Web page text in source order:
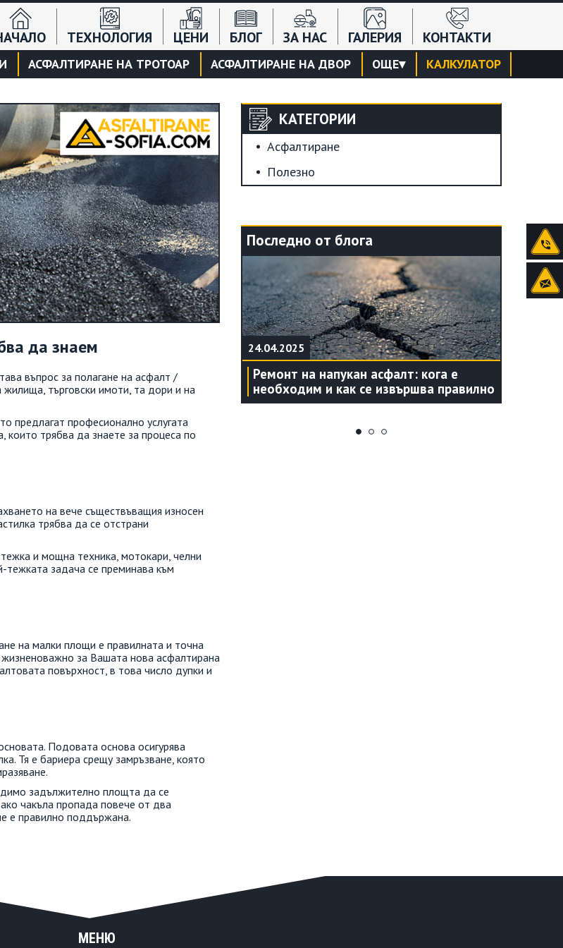
ТЕХНОЛОГИЯ ЦЕНИ БЛОГ ЗА НАС ГАЛЕРИЯ КОНТАКТИ
АСФАЛТИРАНЕ НА ТРОТОАР АСФАЛТИРАНЕ НА ДВОР ОЩЕ▾ КАЛКУЛАТОР
да знаем
въпрос за полагане на асфалт /
търговски имоти, та дори и на
предлагат професионално услугата
трябва да знаете за процеса по
на вече съществъващия износен
трябва да се отстрани
и мощна техника, мотокари, челни
тежката задача се преминава към
на малки площи е правилната и точна
за Вашата нова асфалтирана
повърхност, в това число дупки и
Подовата основа осигурява
Тя е бариера срещу замръзване, която
задължително площта да се
чакъла пропада повече от два
е правилно поддържана.
КАТЕГОРИИ
Асфалтиране
Полезно
Последно от блога
24.04.2025
Ремонт на напукан асфалт: кога е
необходим и как се извършва правилно
МЕНЮ